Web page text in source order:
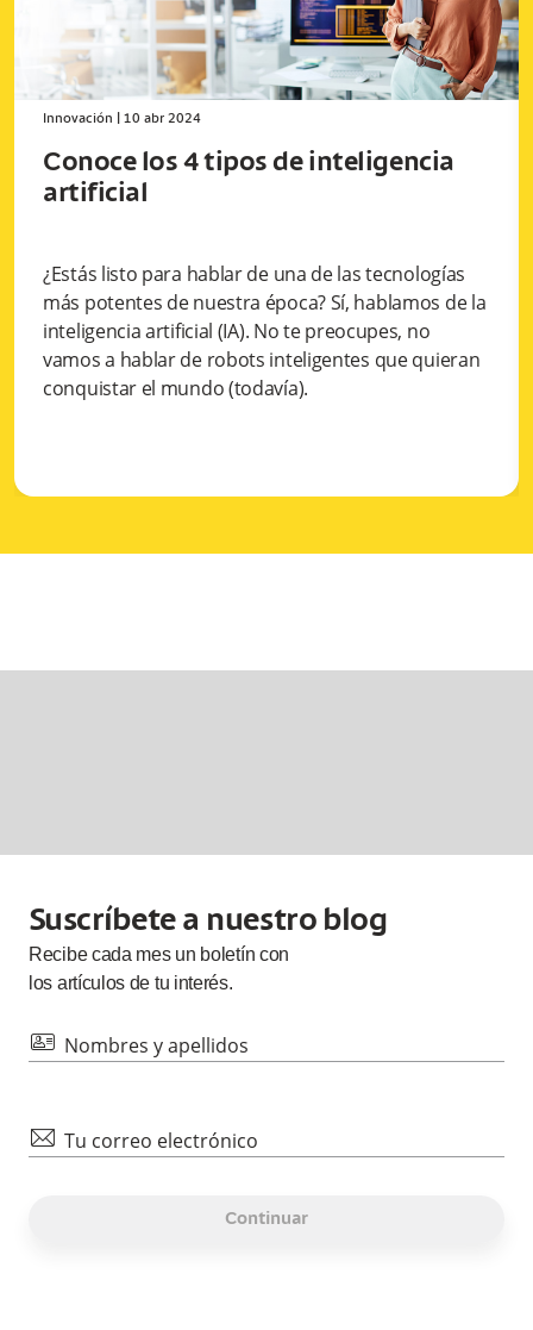
Innovación 10 abr 2024
Conoce los 4 tipos de inteligencia
artificial
¿Estás listo para hablar de una de las tecnologías
más potentes de nuestra época? Sí, hablamos de la
inteligencia artificial (IA). No te preocupes, no
vamos a hablar de robots inteligentes que quieran
conquistar el mundo (todavía).
Suscríbete a nuestro blog
Recibe cada mesun boletín con
los artículos de tu interés.
id Nombres y apellidos
mail Tu correo electrónico
Continuar